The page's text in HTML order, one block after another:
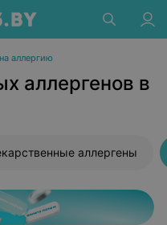
аллергию
аллергенов в
аллергены